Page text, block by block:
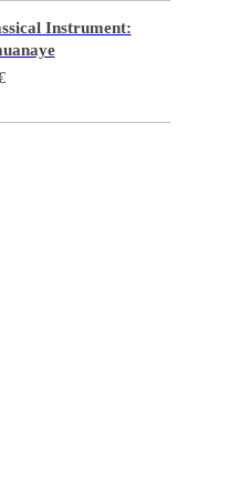
Instrument: